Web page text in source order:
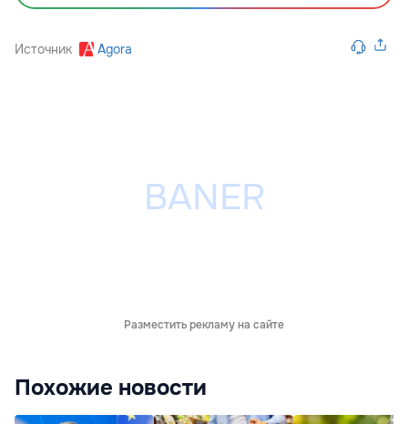
Источник Agora
Разместить рекламу на сайте
Похожие новости